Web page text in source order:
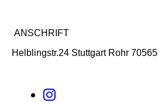
ANSCHRIFT
Helblingstr.24 Stuttgart Rohr 70565